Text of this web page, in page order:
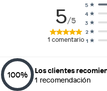
5/5
1 comentario 1
2
3
4
5
100% Los clientes
1 recomendación